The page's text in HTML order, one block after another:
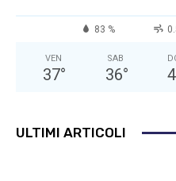
83 %
VEN
37°
SAB
36°
ULTIMI ARTICOLI